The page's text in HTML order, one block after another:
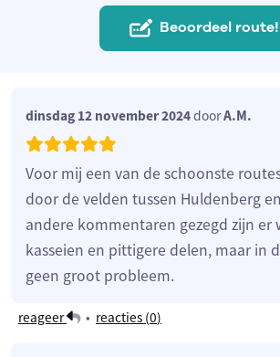
Beoordeel route!
dinsdag 12 november 2024doorA.M.
Voor mij een van de schoonste
door de velden tussen Huldenberg
andere kommentaren gezegd zijn er
kasseien en pittigere delen, maar in
geen groot probleem.
reageer • reacties (0)